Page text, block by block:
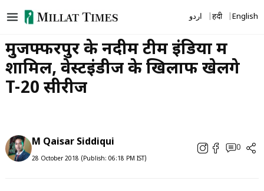
to
اردو हिंदी English
मुजफ्फरपुर के नदीम टीम इंडिया में
शामिल, वेस्टइंडीज के खिलाफ खेलेंगे
T-20 सीरीज
M Qaisar Siddiqui
28 October 2018 (Publish: 06:18 PM IST)
0